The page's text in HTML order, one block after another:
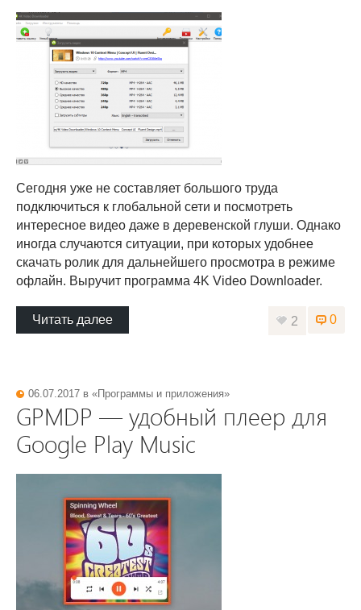
Сегодня уже не составляет большого труда
подключиться к глобальной сети и посмотреть
интересное видео даже в деревенской глуши. Однако
иногда случаются ситуации, при которых удобнее
скачать ролик для дальнейшего просмотра в режиме
офлайн. Выручит программа 4K Video Downloader.
0
2
Читать далее
06.07.2017 в «Программы и приложения»
GPMDP — удобный плеер для
Google Play Music